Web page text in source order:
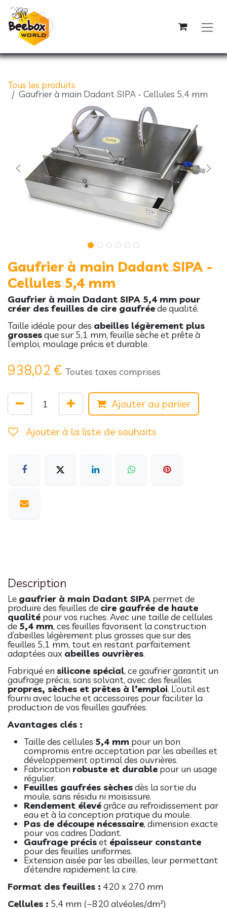
Se rendre au contenu
Tous les produits
Gaufrier à main Dadant SIPA - Cellules 5,4 mm
Gaufrier à main Dadant SIPA -
Cellules 5,4 mm
Gaufrier à main Dadant SIPA 5,4 mm pour
créer des feuilles de cire gaufréede qualité.
Taille idéale pour des abeilles légèrement plus
grossesque sur 5,1 mm, feuille sèche et prête à
l’emploi, moulage précis et durable.
938,02 € Toutes taxes comprises
Ajouter au panier
Ajouter à la liste de souhaits
Description
Le gaufrier à main Dadant SIPA permet de
produire des feuilles de cire gaufrée de haute
qualité pour vos ruches. Avec une taille de cellules
de 5,4 mm, ces feuilles favorisent la construction
d’abeilles légèrement plus grosses que sur des
feuilles 5,1 mm, tout en restant parfaitement
adaptées aux abeilles ouvrières.
Fabriqué en silicone spécial, ce gaufrier garantit un
gaufrage précis, sans solvant, avec des feuilles
propres, sèches et prêtes à l’emploi. L’outil est
fourni avec louche et accessoires pour faciliter la
production de vos feuilles gaufrées.
Avantages clés :
Taille des cellules 5,4 mm pour un bon
compromis entre acceptation par les abeilles et
développement optimal des ouvrières.
Fabrication robuste et durable pour un usage
régulier.
Feuilles gaufrées sèchesdès la sortie du
moule, sans résidu ni moisissure.
Rendement élevégrâce au refroidissement par
eau et à la conception pratique du moule.
Pas de découpe nécessaire, dimension exacte
pour vos cadres Dadant.
Gaufrage préciset épaisseur constante
pour des feuilles uniformes.
Extension aisée par les abeilles, leur permettant
d’étendre rapidement la cire.
Format des feuilles : 420 x 270 mm
Cellules : 5,4 mm (~820 alvéoles/dm²)